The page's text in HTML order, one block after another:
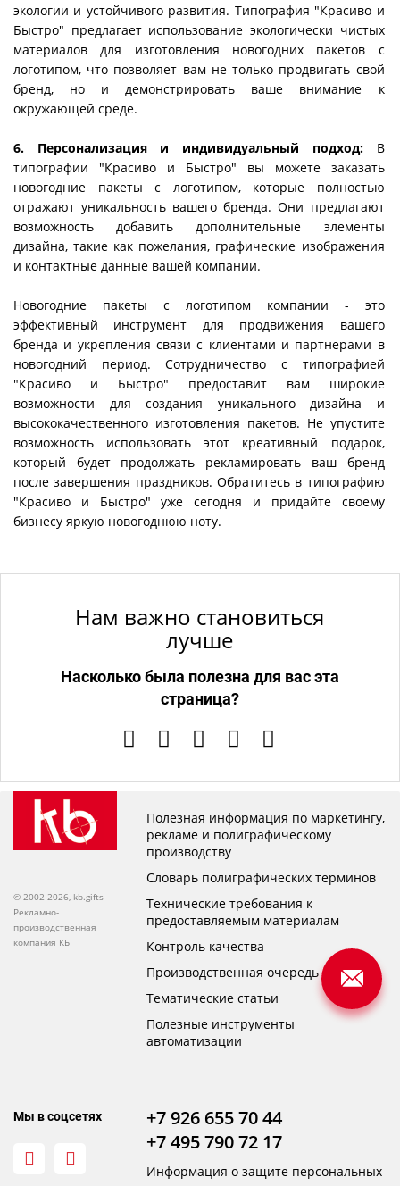
экологии и устойчивого развития. Типография "Красиво и
Быстро" предлагает использование экологически чистых
материалов для изготовления новогодних пакетов с
логотипом, что позволяет вам не только продвигать свой
бренд, но и демонстрировать ваше внимание к
окружающей среде.
6. Персонализация и индивидуальный подход:В
типографии "Красиво и Быстро" вы можете заказать
новогодние пакеты с логотипом, которые полностью
отражают уникальность вашего бренда. Они предлагают
возможность добавить дополнительные элементы
дизайна, такие как пожелания, графические изображения
и контактные данные вашей компании.
Новогодние пакеты с логотипом компании - это
эффективный инструмент для продвижения вашего
бренда и укрепления связи с клиентами и партнерами в
новогодний период. Сотрудничество с типографией
"Красиво и Быстро" предоставит вам широкие
возможности для создания уникального дизайна и
высококачественного изготовления пакетов. Не упустите
возможность использовать этот креативный подарок,
который будет продолжать рекламировать ваш бренд
после завершения праздников. Обратитесь в типографию
"Красиво и Быстро" уже сегодня и придайте своему
бизнесу яркую новогоднюю ноту.
Нам важно становиться
лучше
Насколько была полезна для вас эта
страница?
© 2002-2026, kb.gifts
Рекламно-
производственная
компания КБ
Полезная информация по маркетингу,
рекламе и полиграфическому
производству
Словарь полиграфических терминов
Технические требования к
предоставляемым материалам
Контроль качества
Производственная очередь
Тематические статьи
Полезные инструменты
автоматизации
Мы в соцсетях
+7 926 655 70 44
+7 495 790 72 17
Информация о защите персональных